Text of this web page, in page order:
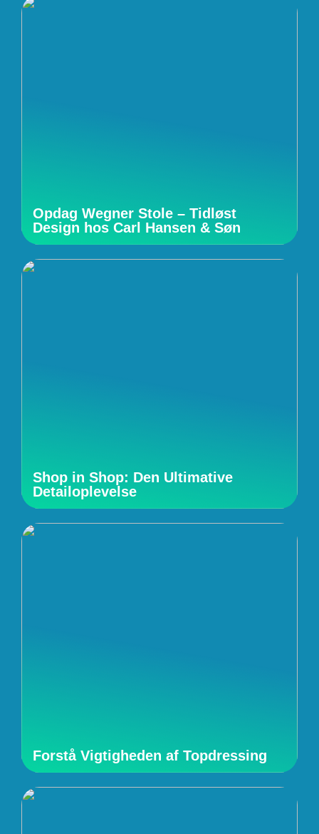
Opdag Wegner Stole – Tidløst
Design hos Carl Hansen & Søn
Shop in Shop: Den Ultimative
Detailoplevelse
Forstå Vigtigheden af Topdressing